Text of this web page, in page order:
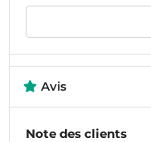
Avis
Note des clients